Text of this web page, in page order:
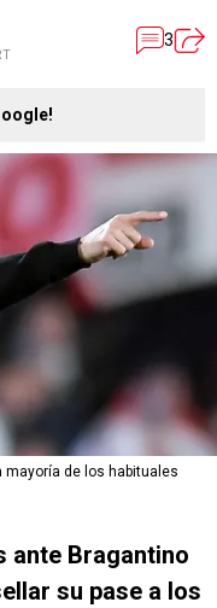
3
mayoría de los habituales
ante Bragantino
su pase a los